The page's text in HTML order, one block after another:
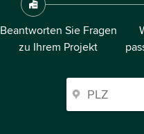
Beantworten Sie Fragen
zu Ihrem Projekt